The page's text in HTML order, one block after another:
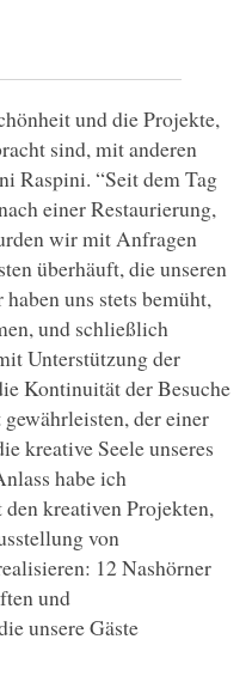
und die Projekte,
sind, mit anderen
Raspini. “Seit dem Tag
einer Restaurierung,
wir mit Anfragen
überhäuft, die unseren
uns stets bemüht,
und schließlich
Unterstützung der
Kontinuität der Besuche
der einer
kreative Seele unseres
habe ich
kreativen Projekten,
von
12 Nashörner
und
unsere Gäste